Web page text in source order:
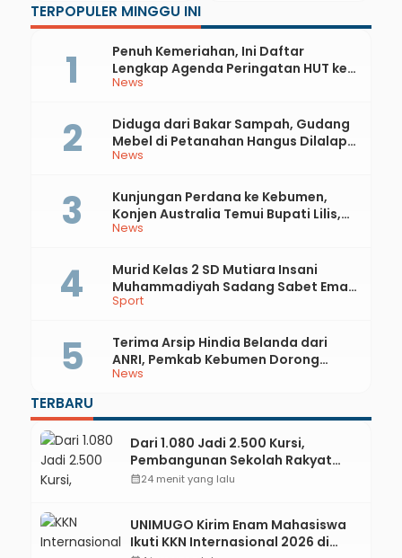
Pemkab Kebumen
Atasi Genangan
Kawasan Perkotaan
TERPOPULER MINGGU INI
News
Penuh Kemeriahan, Ini Daftar
Lengkap Agenda Peringatan HUT ke-
81 RI dan Hari Jadi ke-397 Kabupaten
News
Diduga dari Bakar Sampah, Gudang
Mebel di Petanahan Hangus Dilalap
Api
News
Kunjungan Perdana ke Kebumen,
Konjen Australia Temui Bupati Lilis,
Ini yang Dibahas
Sport
Murid Kelas 2 SD Mutiara Insani
Muhammadiyah Sadang Sabet Emas
dan Perak di Kejurda Tapak Suci
News
Terima Arsip Hindia Belanda dari
ANRI, Pemkab Kebumen Dorong
Integrasi Sejarah, Geopark, dan
TERBARU
Dari 1.080 Jadi 2.500 Kursi,
Pembangunan Sekolah Rakyat
Kebumen Ditargetkan Mulai
calendar_month24 menit yang lalu
UNIMUGO Kirim Enam Mahasiswa
Ikuti KKN Internasional 2026 di